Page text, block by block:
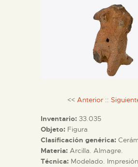
ACTIVIDADES
COLECCIONES
DIDÁCTICA
ESPAÑOL
<< Anterior::
Inventario: 33.035
Objeto: Figura
Clasificación genérica:
Materia: Arcilla. Almagre.
Técnica: Modelado.